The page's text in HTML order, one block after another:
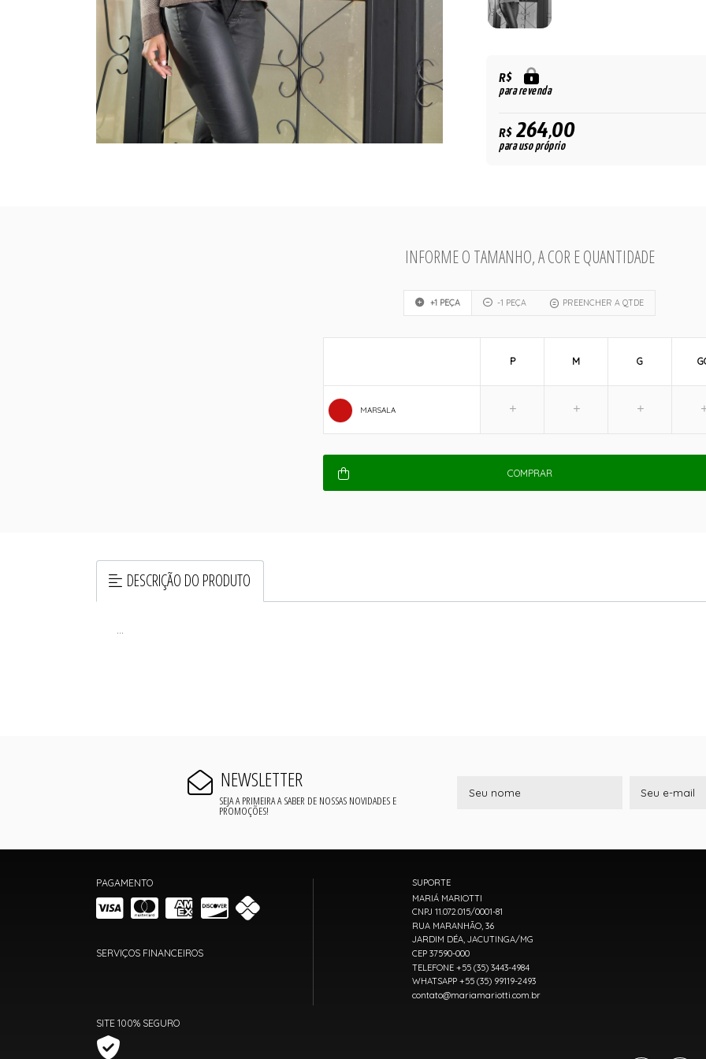
R$
para revenda
R$264,00
para uso próprio
INFORME O TAMANHO, A COR E QUANTIDADE
+1 PEÇA -1 PEÇA PREENCHER A QTDE
MARSALA
P M G
COMPRAR
DESCRIÇÃO DO PRODUTO
...
NEWSLETTER
SEJA A PRIMEIRA A SABER DE NOSSAS NOVIDADES E
PROMOÇÕES!
PAGAMENTO
SERVIÇOS FINANCEIROS
SITE 100% SEGURO
SUPORTE
MARIÁ MARIOTTI
CNPJ 11.072.015/0001-81
RUA MARANHÃO, 36
JARDIM DÉA, JACUTINGA/MG
CEP 37590-000
TELEFONE +55 (35) 3443-4984
WHATSAPP +55 (35) 99119-2493
contato@mariamariotti.com.br